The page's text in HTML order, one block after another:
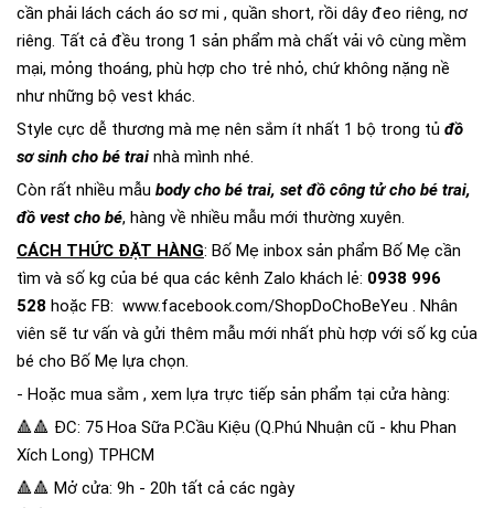
cần phải lách cách áo sơ mi , quần short, rồi dây đeo riêng, nơ
riêng. Tất cả đều trong 1 sản phẩm mà chất vải vô cùng mềm
mại, mỏng thoáng, phù hợp cho trẻ nhỏ, chứ không nặng nề
như những bộ vest khác.
Style cực dễ thương mà mẹ nên sắm ít nhất 1 bộ trong tủ đồ
sơ sinh cho bé trai nhà mình nhé.
Còn rất nhiều mẫu body cho bé trai, set đồ công tử cho bé trai,
đồ vest cho bé, hàng về nhiều mẫu mới thường xuyên.
CÁCH THỨC ĐẶT HÀNG: Bố Mẹ inbox sản phẩm Bố Mẹ cần
tìm và số kg của bé qua các kênh Zalo khách lẻ: 0938 996
528 hoặc FB: www.facebook.com/ShopDoChoBeYeu . Nhân
viên sẽ tư vấn và gửi thêm mẫu mới nhất phù hợp với số kg của
bé cho Bố Mẹ lựa chọn.
- Hoặc mua sắm , xem lựa trực tiếp sản phẩm tại cửa hàng:
🔺🔺 ĐC: 75 Hoa Sữa P.Cầu Kiệu (Q.Phú Nhuận cũ - khu Phan
Xích Long) TPHCM
🔺🔺 Mở cửa: 9h - 20h tất cả các ngày